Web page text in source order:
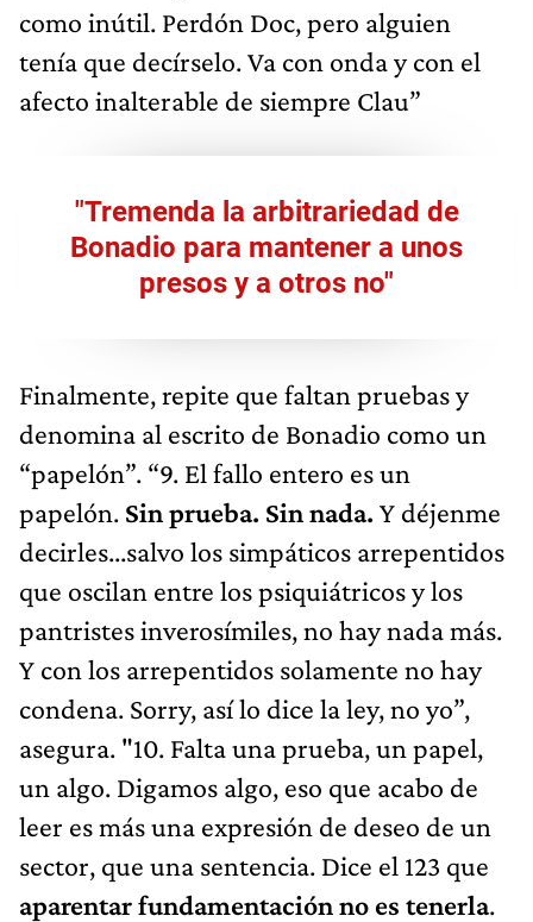
como inútil. Perdón Doc, pero alguien
tenía que decírselo. Va con onda y con el
afecto inalterable de siempre Clau”
"Tremenda la arbitrariedad de
Bonadio para mantener a unos
presos y a otros no"
Finalmente, repite que faltan pruebas y
denomina al escrito de Bonadio como un
“papelón”. “9. El fallo entero es un
papelón. Sin prueba. Sin nada. Y déjenme
decirles...salvo los simpáticos arrepentidos
que oscilan entre los psiquiátricos y los
pantristes inverosímiles, no hay nada más.
Y con los arrepentidos solamente no hay
condena. Sorry, así lo dice la ley, no yo”,
asegura. "10. Falta una prueba, un papel,
un algo. Digamos algo, eso que acabo de
leer es más una expresión de deseo de un
sector, que una sentencia. Dice el 123 que
aparentar fundamentación no es tenerla.